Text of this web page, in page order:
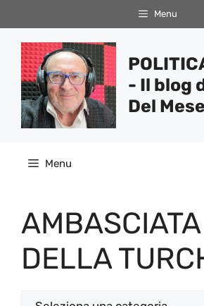
al
contenuto
Menu
- Il blog
Del Mese
Menu
AMBASCIATA
DELLA
Categorie